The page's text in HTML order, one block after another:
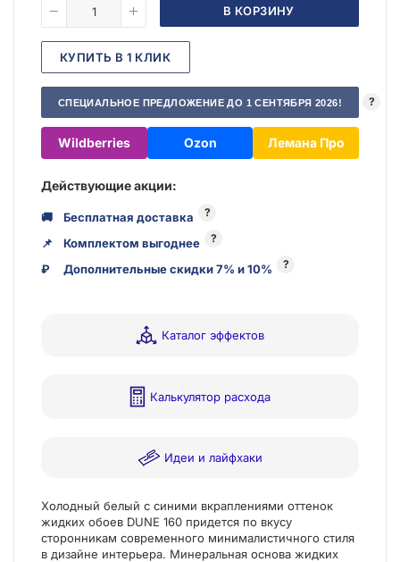
В КОРЗИНУ
КУПИТЬ В 1 КЛИК
СПЕЦИАЛЬНОЕ ПРЕДЛОЖЕНИЕ ДО 1 СЕНТЯБРЯ 2026! ?
Wildberries Ozon Лемана Про
Действующие акции:
🚚 Бесплатная доставка ?
📌 Комплектом выгоднее ?
₽ Дополнительные скидки 7% и 10% ?
Каталог эффектов
Калькулятор расхода
Идеи и лайфхаки
Холодный белый с синими вкраплениями оттенок
жидких обоев DUNE 160 придется по вкусу
сторонникам современного минималистичного стиля
в дизайне интерьера. Минеральная основа жидких